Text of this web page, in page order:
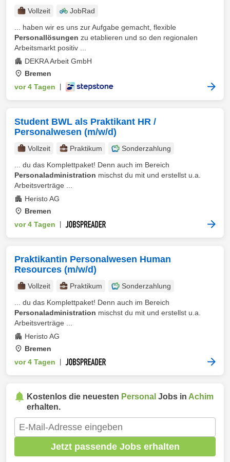
Vollzeit
JobRad
... haben wir es uns zur Aufgabe gemacht, flexible
Personallösungen zu etablieren und so den regionalen
Arbeitsmarkt positiv ...
DEKRA Arbeit GmbH
Bremen
vor 4 Tagen
Student BWL als Praktikant HR /
Personalwesen (m/w/d)
Vollzeit Praktikum
Sonderzahlung
... du das Komplettpaket! Denn auch im Bereich
Personaladministration mischst du mit und erstellst u.a.
Arbeitsverträge ...
Heristo AG
Bremen
vor 4 Tagen
Praktikantin Personalwesen Human
Resources (m/w/d)
Vollzeit Praktikum
Sonderzahlung
... du das Komplettpaket! Denn auch im Bereich
Personaladministration mischst du mit und erstellst u.a.
Arbeitsverträge ...
Heristo AG
Bremen
vor 4 Tagen
Kostenlos die neuesten Personal Jobs in Achim
erhalten.
Jetzt passende Jobs erhalten